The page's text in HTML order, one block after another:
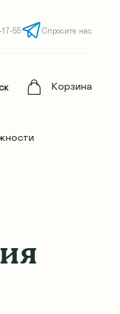
55 Спросите нас
Корзина